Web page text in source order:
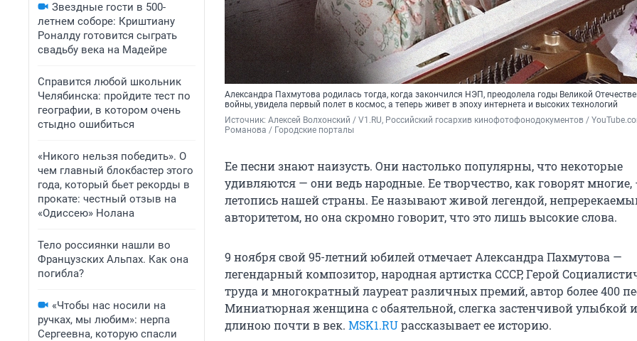
Звездные гости в 500-
летнем соборе: Криштиану
Роналду готовится сыграть
свадьбу века на Мадейре
Справится любой школьник
Челябинска: пройдите тест по
географии, в котором очень
стыдно ошибиться
«Никого нельзя победить». О
чем главный блокбастер этого
года, который бьет рекорды в
прокате: честный отзыв на
«Одиссею» Нолана
Тело россиянки нашли во
Французских Альпах. Как она
погибла?
«Чтобы нас носили на
ручках, мы любим»: нерпа
Сергеевна, которую спасли
Александра Пахмутова родилась тогда, когда закончился НЭП, преодолела годы Великой
войны, увидела первый полет в космос, а теперь живет в эпоху интернета и высоких технологий
Источник: Алексей Волхонский / V1.RU, Российский госархив кинофотофонодокументов /
Романова / Городские порталы
Ее песни знают наизусть. Они настолько популярны, что некоторые
удивляются — они ведь народные. Ее творчество, как говорят многие,
летопись нашей страны. Ее называют живой легендой,
авторитетом, но она скромно говорит, что это лишь высокие слова.
9 ноября свой 95-летний юбилей отмечает Александра Пахмутова —
легендарный композитор, народная артистка СССР, Герой
труда и многократный лауреат различных премий, автор более 400
Миниатюрная женщина с обаятельной, слегка застенчивой улыбкой
длиною почти в век. MSK1.RUрассказывает ее историю.